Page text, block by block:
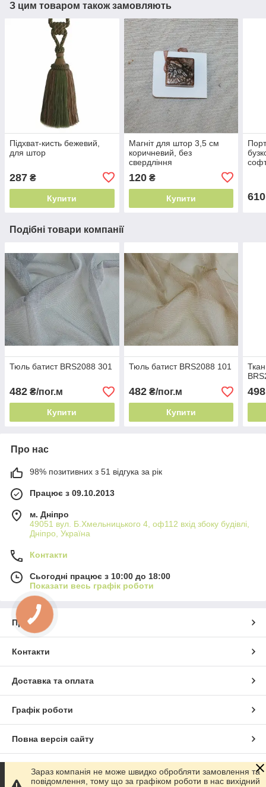
З цим товаром також замовляють
Підхват-кисть бежевий,
для штор
287 ₴
Купити
Магніт для штор 3,5 см
коричневий, без
свердління
120₴
Купити 610
Подібні товари компанії
Тюль батист BRS2088 301
482 ₴/пог.м
Купити
Тюль батист BRS2088 101
482₴/пог.м
Купити
498
Про нас
98% позитивних з 51 відгука за рік
Працює з 09.10.2013
м. Дніпро
49051 вул. Б.Хмельницького 4, оф112 вхід збоку будівлі,
Дніпро, Україна
Контакти
Сьогодні працює з 10:00 до 18:00
Показати весь графік роботи
Про нас
Контакти
Доставка та оплата
Графік роботи
Повна версія сайту
Сайт створено на маркетплейсіProm.ua
Зараз компанія не може швидко обробляти замовлення та
повідомлення, тому що за графіком роботи в нас вихідний